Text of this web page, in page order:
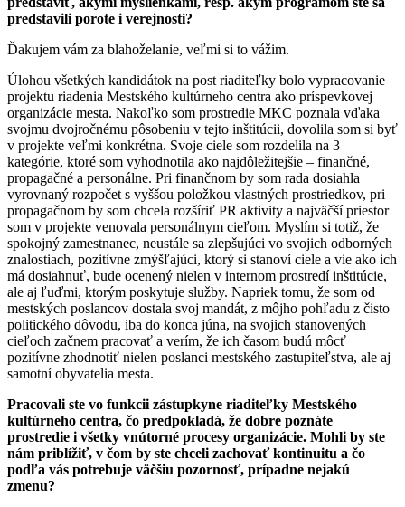
predstavili porote i verejnosti?
Ďakujem vám za blahoželanie, veľmi si to vážim.
Úlohou všetkých kandidátok na post riaditeľky bolo vypracovanie
projektu riadenia Mestského kultúrneho centra ako príspevkovej
organizácie mesta. Nakoľko som prostredie MKC poznala vďaka
svojmu dvojročnému pôsobeniu v tejto inštitúcii, dovolila som si byť
v projekte veľmi konkrétna. Svoje ciele som rozdelila na 3
kategórie, ktoré som vyhodnotila ako najdôležitejšie – finančné,
propagačné a personálne. Pri finančnom by som rada dosiahla
vyrovnaný rozpočet s vyššou položkou vlastných prostriedkov, pri
propagačnom by som chcela rozšíriť PR aktivity a najväčší priestor
som v projekte venovala personálnym cieľom. Myslím si totiž, že
spokojný zamestnanec, neustále sa zlepšujúci vo svojich odborných
znalostiach, pozitívne zmýšľajúci, ktorý si stanoví ciele a vie ako ich
má dosiahnuť, bude ocenený nielen v internom prostredí inštitúcie,
ale aj ľuďmi, ktorým poskytuje služby. Napriek tomu, že som od
mestských poslancov dostala svoj mandát, z môjho pohľadu z čisto
politického dôvodu, iba do konca júna, na svojich stanovených
cieľoch začnem pracovať a verím, že ich časom budú môcť
pozitívne zhodnotiť nielen poslanci mestského zastupiteľstva, ale aj
samotní obyvatelia mesta.
Pracovali ste vo funkcii zástupkyne riaditeľky Mestského
kultúrneho centra, čo predpokladá, že dobre poznáte
prostredie i všetky vnútorné procesy organizácie. Mohli by ste
nám priblížiť, v čom by ste chceli zachovať kontinuitu a čo
podľa vás potrebuje väčšiu pozornosť, prípadne nejakú
zmenu?